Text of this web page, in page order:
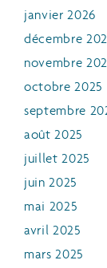
janvier 2026
décembre
novembre
octobre 2025
septembre
août 2025
juillet 2025
juin 2025
mai 2025
avril 2025
mars 2025